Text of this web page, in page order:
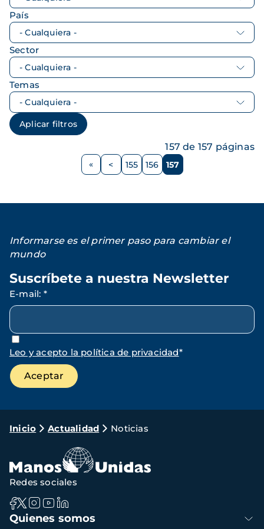
País
Sector
Temas
Página
< Página
155 Página
156 Página
157
157 de 157 páginas
Informarse es el primer paso para cambiar el
mundo
Suscríbete a nuestra Newsletter
E-mail: *
Leo y acepto la política de privacidad*
Ruta
navegación
Inicio Actualidad Noticias
Navegación
Quienes somos
Redes sociales